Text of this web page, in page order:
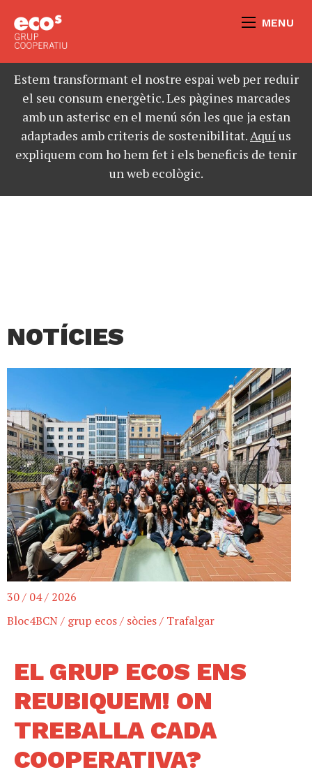
MENU
Estem transformant el nostre espai web per reduir
el seu consum energètic. Les pàgines marcades
amb un asterisc en el menú són les que ja estan
adaptades amb criteris de sostenibilitat.Aquíus
expliquem com ho hem fet i els beneficis de tenir
un web ecològic.
NOTÍCIES
30 / 04 / 2026
Bloc4BCN/ grup ecos/ sòcies/ Trafalgar
EL GRUP ECOS ENS
REUBIQUEM! ON
TREBALLA CADA
COOPERATIVA?